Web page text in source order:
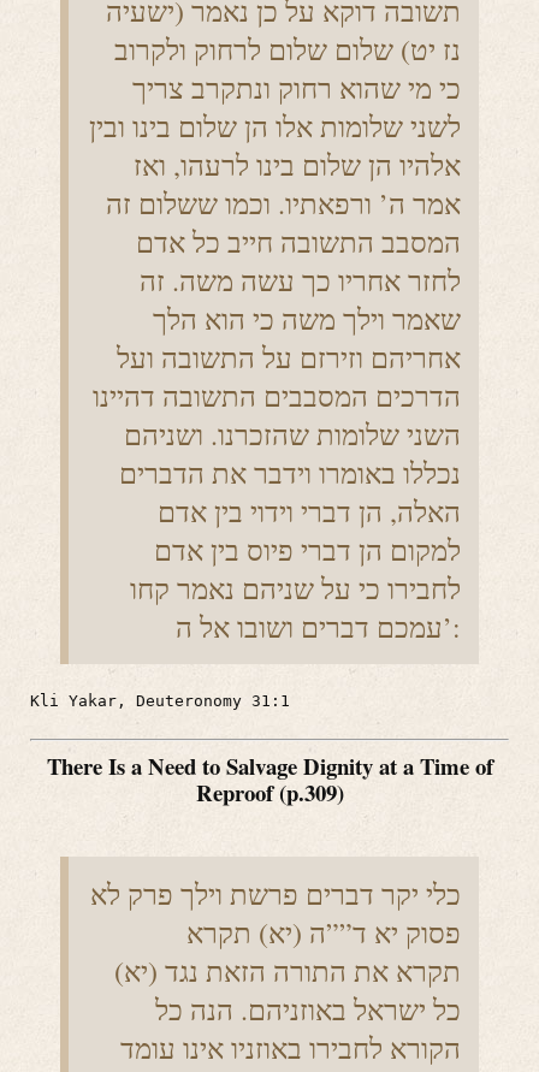
תשובה דוקא על כן נאמר (ישעיה
נז יט) שלום שלום לרחוק ולקרוב
כי מי שהוא רחוק ונתקרב צריך
לשני שלומות אלו הן שלום בינו ובין
אלהיו הן שלום בינו לרעהו, ואז
אמר ה’ ורפאתיו. וכמו ששלום זה
המסבב התשובה חייב כל אדם
לחזר אחריו כך עשה משה. זה
שאמר וילך משה כי הוא הלך
אחריהם וזירזם על התשובה ועל
הדרכים המסבבים התשובה דהיינו
השני שלומות שהזכרנו. ושניהם
נכללו באומרו וידבר את הדברים
האלה, הן דברי וידוי בין אדם
למקום הן דברי פיוס בין אדם
לחבירו כי על שניהם נאמר קחו
עמכם דברים ושובו אל ה’:
Kli Yakar, Deuteronomy 31:1
There Is a Need to Salvage Dignity at a Time of
Reproof (p.309)
כלי יקר דברים פרשת וילך פרק לא
פסוק יא ד””ה (יא) תקרא
(יא) תקרא את התורה הזאת נגד
כל ישראל באוזניהם. הנה כל
הקורא לחבירו באוזניו אינו עומד